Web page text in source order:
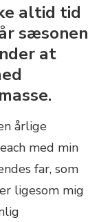
altid tid
sæsonen
at
årlige
med min
far, som
ligesom mig